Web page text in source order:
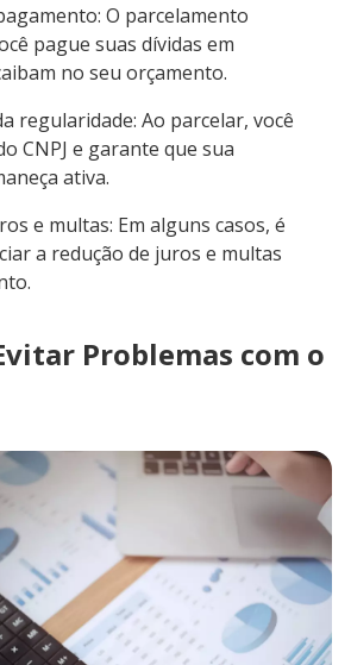
O parcelamento
pague suas dívidas em
no seu orçamento.
regularidade: Ao parcelar, você
CNPJ e garante que sua
ativa.
e multas: Em alguns casos, é
a redução de juros e multas
Problemas com o